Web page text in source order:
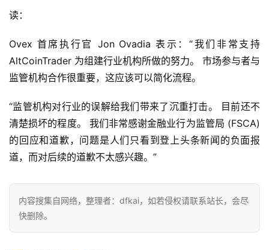
9
指
数
常
用
工
具
荐
读：
Ovex 首席执行官 Jon Ovadia 表示：“我们非常支持
AltCoinTrader 为组建行业机构所做的努力。 市场参与者与
监管机构合作很重要，这应该可以简化流程。
“监管机构对行业的误解给我们带来了沉重打击。 目前还不
清楚损坏的程度。 我们非常感谢金融业行为监管局 (FSCA)
的回应和道歉，问题是人们只看到登上头条新闻的负面报
道，而对后续的道歉不太感兴趣。”
内容搜集自网络，整理者：dfkai，如若侵权请联系站长，会尽
快删除。